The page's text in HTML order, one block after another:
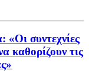
«Οι συντεχνίες
καθορίζουν τις